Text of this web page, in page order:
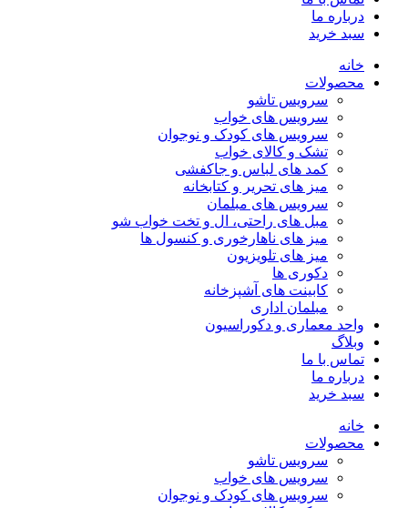
درباره ما
سبد خرید
خانه
محصولات
سرویس تاشو
سرویس های خواب
سرویس های کودک و نوجوان
تشک و کالای خواب
کمد های لباس و جاکفشی
میز های تحریر و کتابخانه
سرویس های مبلمان
مبل های راحتی، ال و تخت خواب شو
میز های ناهارخوری و کنسول ها
میز های تلویزیون
دکوری ها
کابینت های آشپزخانه
مبلمان اداری
واحد معماری و دکوراسیون
وبلاگ
تماس با ما
درباره ما
سبد خرید
خانه
محصولات
سرویس تاشو
سرویس های خواب
سرویس های کودک و نوجوان